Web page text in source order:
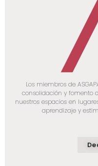
Los miembros de
consolidación y fomento
nuestros espacios en
aprendizaje y